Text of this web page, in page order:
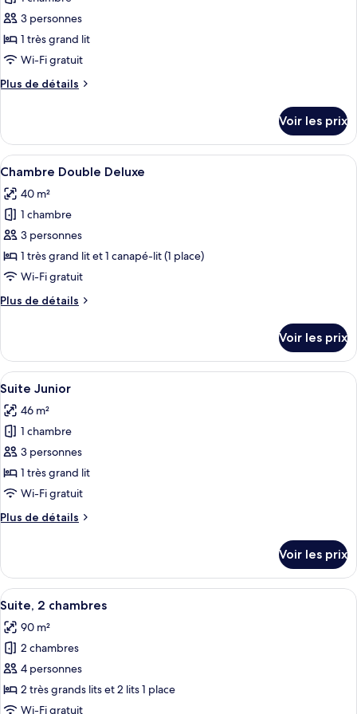
pour
ce
type
chambre :
Confort
3 personnes
1 très grand lit
Wi-Fi gratuit
Plus de détails
Plus
le
type
de
Chambre
Double
Voir les prix
Afficher
toutes
les
photos
pour
ce
type
chambre :
Deluxe
Une chambre d’hôtel avec un
8
Chambre Double Deluxe
40 m²
1 chambre
3 personnes
1 très grand lit et 1 canapé-lit (1 place)
Wi-Fi gratuit
Plus de détails
Plus
le
type
de
Chambre
Double
Voir les prix
Afficher
toutes
les
photos
pour
ce
type
chambre :
Une chambre d’hôtel avec un grand
5
Suite Junior
46 m²
1 chambre
3 personnes
1 très grand lit
Wi-Fi gratuit
Plus de détails
Plus
le
type
de
Suite
Junior
Voir les prix
Afficher
toutes
les
photos
pour
ce
type
Une chambre à coucher avec un
7
Suite, 2 chambres
90 m²
2 chambres
4 personnes
2 très grands lits et 2 lits 1 place
Wi-Fi gratuit